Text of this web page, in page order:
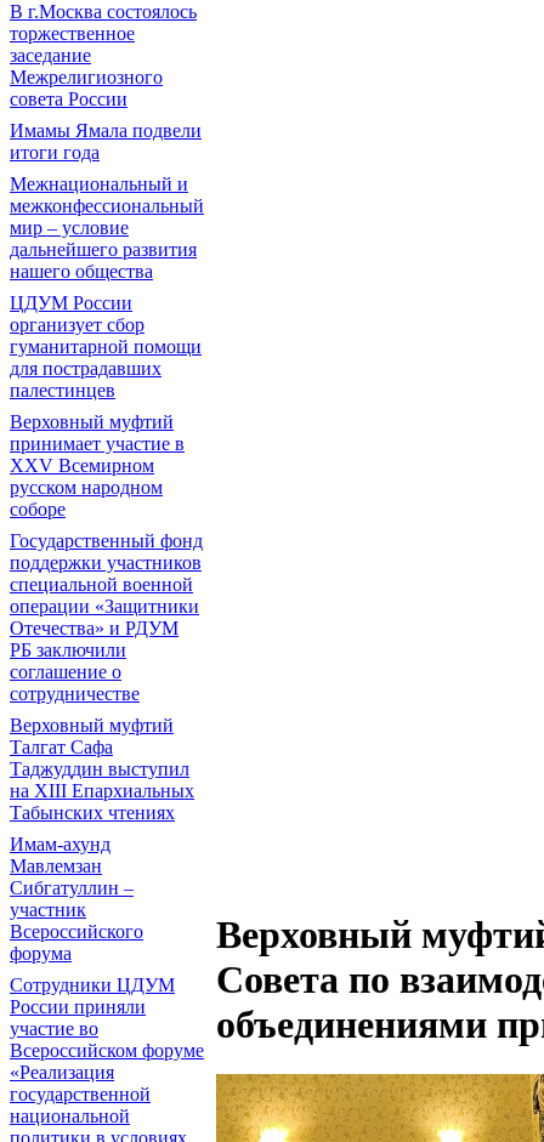
В г.Москва состоялось
торжественное
заседание
Межрелигиозного
совета России
Имамы Ямала подвели
итоги года
Межнациональный и
межконфессиональный
мир – условие
дальнейшего развития
нашего общества
ЦДУМ России
организует сбор
гуманитарной помощи
для пострадавших
палестинцев
Верховный муфтий
принимает участие в
XXV Всемирном
русском народном
соборе
Государственный фонд
поддержки участников
специальной военной
операции «Защитники
Отечества» и РДУМ
РБ заключили
соглашение о
сотрудничестве
Верховный муфтий
Талгат Сафа
Таджуддин выступил
на ХIII Епархиальных
Табынских чтениях
Имам-ахунд
Мавлемзан
Сибгатуллин –
участник
Всероссийского
форума
Сотрудники ЦДУМ
России приняли
участие во
Всероссийском форуме
«Реализация
государственной
национальной
политики в условиях
Верховный
Совета по
объединениями